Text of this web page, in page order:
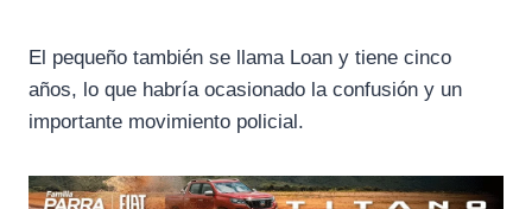
El pequeño también se llama Loan y tiene cinco
años, lo que habría ocasionado la confusión y un
importante movimiento policial.